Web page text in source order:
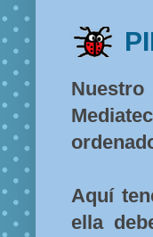
Aquí
ella